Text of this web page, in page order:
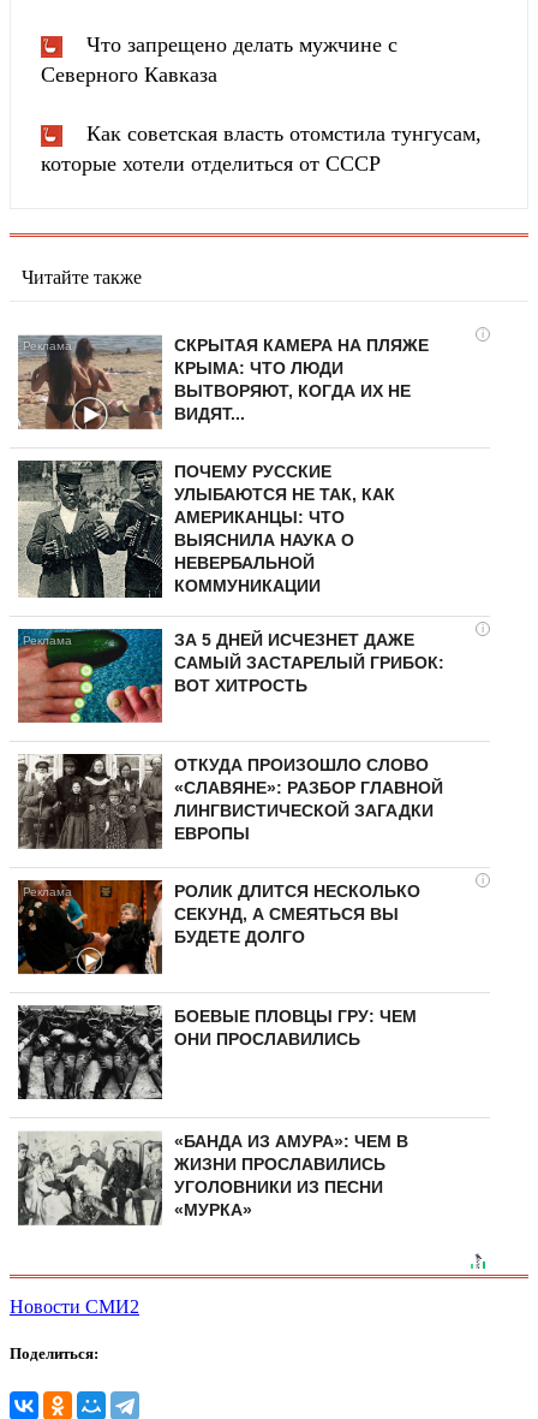
Что запрещено делать мужчине с
Северного Кавказа
Как советская власть отомстила тунгуcaм,
которые хотели отделиться от СССР
Читайте также
i
СКРЫТАЯ КАМЕРА НА ПЛЯЖЕ
КРЫМА: ЧТО ЛЮДИ
ВЫТВОРЯЮТ, КОГДА ИХ НЕ
ВИДЯТ...
ПОЧЕМУ РУССКИЕ
УЛЫБАЮТСЯ НЕ ТАК, КАК
АМЕРИКАНЦЫ: ЧТО
ВЫЯСНИЛА НАУКА О
НЕВЕРБАЛЬНОЙ
КОММУНИКАЦИИ
i
ЗА 5 ДНЕЙ ИСЧЕЗНЕТ ДАЖЕ
САМЫЙ ЗАСТАРЕЛЫЙ ГРИБОК:
ВОТ ХИТРОСТЬ
ОТКУДА ПРОИЗОШЛО СЛОВО
«СЛАВЯНЕ»: РАЗБОР ГЛАВНОЙ
ЛИНГВИСТИЧЕСКОЙ ЗАГАДКИ
ЕВРОПЫ
i
РОЛИК ДЛИТСЯ НЕСКОЛЬКО
СЕКУНД, А СМЕЯТЬСЯ ВЫ
БУДЕТЕ ДОЛГО
БОЕВЫЕ ПЛОВЦЫ ГРУ: ЧЕМ
ОНИ ПРОСЛАВИЛИСЬ
«БАНДА ИЗ АМУРА»: ЧЕМ В
ЖИЗНИ ПРОСЛАВИЛИСЬ
УГОЛОВНИКИ ИЗ ПЕСНИ
«МУРКА»
Новости СМИ2
Поделиться: